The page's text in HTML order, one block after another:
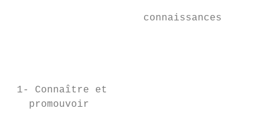
connaissances
1- Connaître et
   promouvoir